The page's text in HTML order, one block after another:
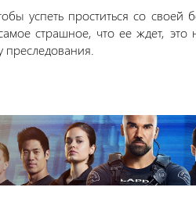
успеть проститься со своей
страшное, что ее ждет,